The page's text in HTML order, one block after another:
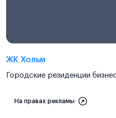
ЖК Хольм
Городские резиденции
На правах рекламы